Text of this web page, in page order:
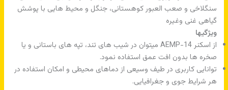
سنگلاخی و صعب العبور کوهستانی، جنگل و محیط هایی با پوشش
گیاهی غنی وغیره
ویژگیها
از اسکنر AEMP-14 میتوان در شیب های تند، تپه های باستانی و یا
صخره ها بدون افت عمق استفاده نمود.
توانایی کاربری در طیف وسیعی از دماهای محیطی و امکان استفاده در
هر شرایط جوی و جغرافیایی.